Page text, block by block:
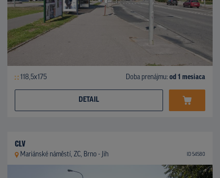
118,5x175 Doba prenájmu: od 1 mesiaca
DETAIL
CLV
Mariánské náměstí, ZC, Brno - Jih ID 54580